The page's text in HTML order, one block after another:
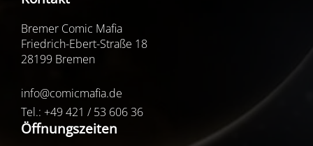
Bremer Comic Mafia
Friedrich-Ebert-Straße 18
28199 Bremen
info@comicmafia.de
Tel.: +49 421 / 53 606 36
Öffnungszeiten